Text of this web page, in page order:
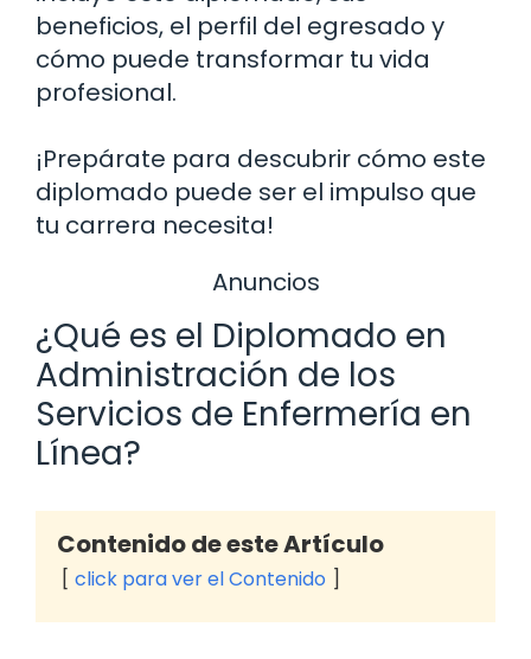
beneficios, el perfil del egresado y
cómo puede transformar tu vida
profesional.
¡Prepárate para descubrir cómo este
diplomado puede ser el impulso que
tu carrera necesita!
Anuncios
¿Qué es el Diplomado en
Administración de los
Servicios de Enfermería en
Línea?
Contenido de este Artículo
click para ver el Contenido